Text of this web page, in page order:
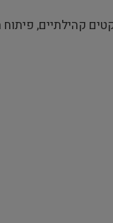
קהילתיים,